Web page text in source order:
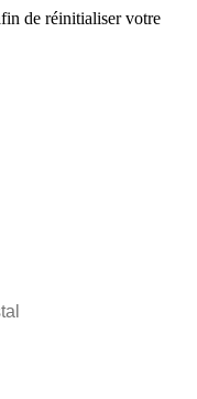
de réinitialiser votre